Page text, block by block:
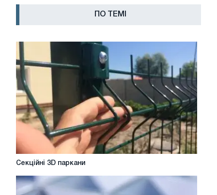
ПО ТЕМІ
Секційні
паркани
Секційні 3D паркани